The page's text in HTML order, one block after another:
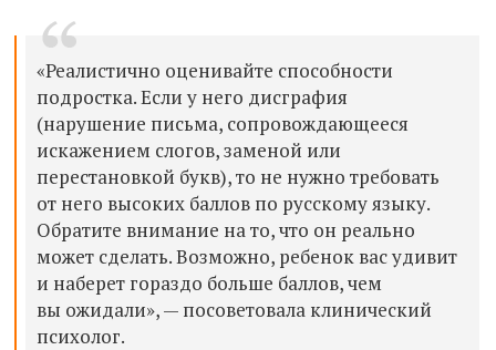
«Реалистично оценивайте способности
подростка. Если у него дисграфия
(нарушение письма, сопровождающееся
искажением слогов, заменой или
перестановкой букв), то не нужно требовать
от него высоких баллов по русскому языку.
Обратите внимание на то, что он реально
может сделать. Возможно, ребенок вас удивит
и наберет гораздо больше баллов, чем
вы ожидали», — посоветовала клинический
психолог.